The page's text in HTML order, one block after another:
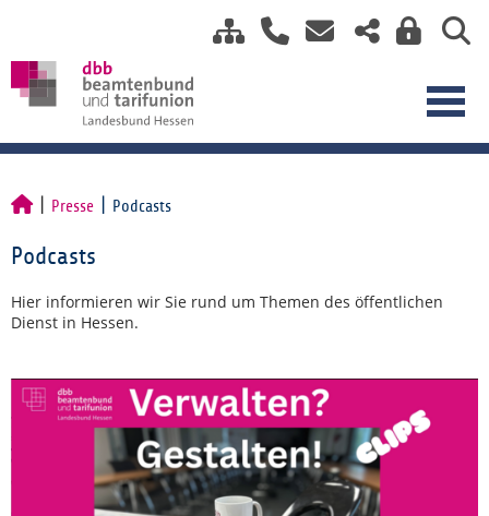
Presse Podcasts
Podcasts
Hier informieren wir Sie rund um Themen des öffentlichen
Dienst in Hessen.